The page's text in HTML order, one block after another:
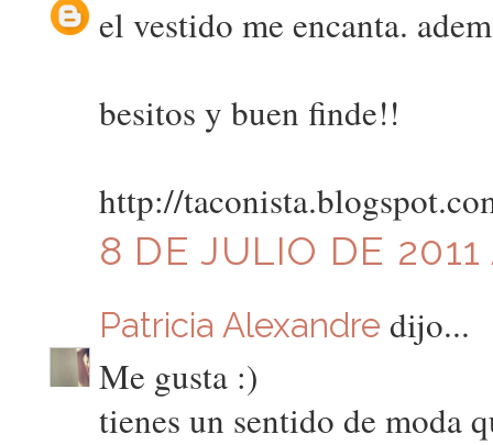
el vestido me encanta.
besitos y buen finde!!
http://
8 DE JULIO DE 2011
Patricia Alexandre dijo...
Me gusta :)
tienes un sentido de moda